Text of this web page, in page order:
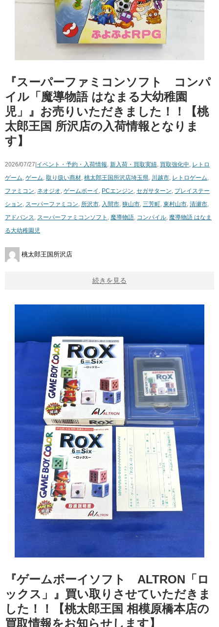
『スーパーファミコンソフト コンパ
イル「​魔導物語 ​はなまる大幼稚園
児」』お売りいただきました！！【桃
太郎王国 所沢店の入荷情報となりま
す】
2026/07/27|イベント・予約・入荷情報 新入荷・買取実績 買取強化中 レトロ
ゲーム ゲーム 取り扱い商材 桃太郎王国所沢店埼玉県 川越市 レトロゲーム
ファミコン ネオジオ ゲームボーイ PCエンジン セガサターン プレイステー
ション
スーパーファミコン 所沢市 入間市 狭山市 三芳町 東村山市 清瀬市
アドバンス
スーパーファミコンソフト 魔導物語 コンパイル 魔導物語 ​はなま
る大幼稚園児
桃太郎王国所沢店
続きを見る
『ゲームボーイソフト ALTRON「​ロ
ックス」』買い取りさせていただきま
した！！【桃太郎王国 相模原橋本店の
買取情報をお知らせします】